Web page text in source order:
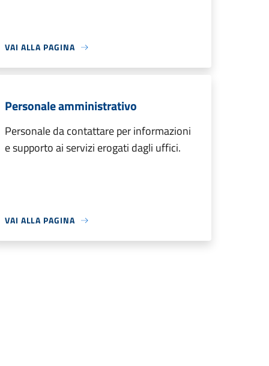
VAI ALLA PAGINA
Personale amministrativo
Personale da contattare per informazioni
e supporto ai servizi erogati dagli uffici.
VAI ALLA PAGINA